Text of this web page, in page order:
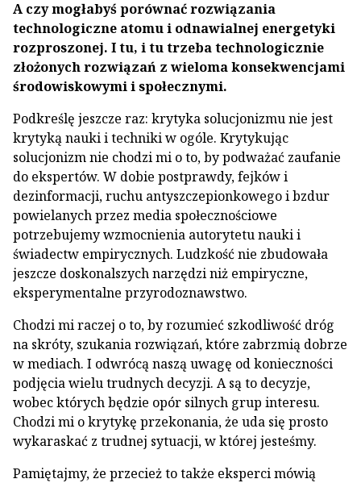
A czy mogłabyś porównać rozwiązania
technologiczne atomu i odnawialnej energetyki
rozproszonej. I tu, i tu trzeba technologicznie
złożonych rozwiązań z wieloma konsekwencjami
środowiskowymi i społecznymi.
Podkreślę jeszcze raz: krytyka solucjonizmu nie jest
krytyką nauki i techniki w ogóle. Krytykując
solucjonizm nie chodzi mi o to, by podważać zaufanie
do ekspertów. W dobie postprawdy, fejków i
dezinformacji, ruchu antyszczepionkowego i bzdur
powielanych przez media społecznościowe
potrzebujemy wzmocnienia autorytetu nauki i
świadectw empirycznych. Ludzkość nie zbudowała
jeszcze doskonalszych narzędzi niż empiryczne,
eksperymentalne przyrodoznawstwo.
Chodzi mi raczej o to, by rozumieć szkodliwość dróg
na skróty, szukania rozwiązań, które zabrzmią dobrze
w mediach. I odwrócą naszą uwagę od konieczności
podjęcia wielu trudnych decyzji. A są to decyzje,
wobec których będzie opór silnych grup interesu.
Chodzi mi o krytykę przekonania, że uda się prosto
wykaraskać z trudnej sytuacji, w której jesteśmy.
Pamiętajmy, że przecież to także eksperci mówią